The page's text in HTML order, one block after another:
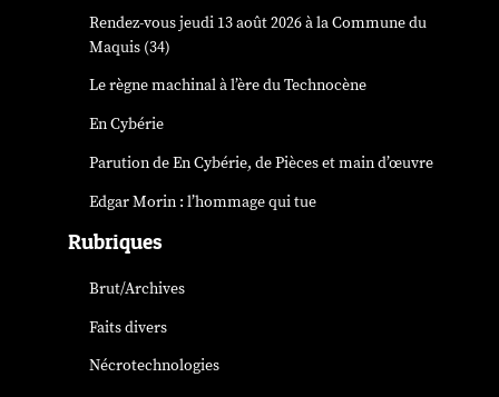
Rendez-vous jeudi 13 août 2026 à la Commune du
Maquis (34)
Le règne machinal à l’ère du Technocène
En Cybérie
Parution deEn Cybérie, de Pièces et main d’œuvre
Edgar Morin : l’hommage qui tue
Rubriques
Brut/Archives
Faits divers
Nécrotechnologies